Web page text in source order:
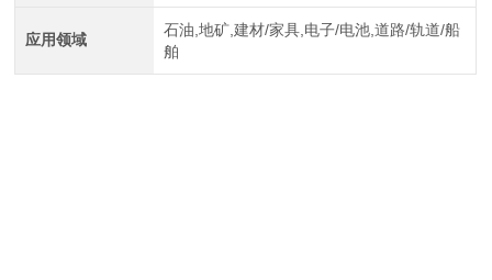
应用领域
石油,地矿,建材/家具,电子/电池,道路/轨道/船
舶